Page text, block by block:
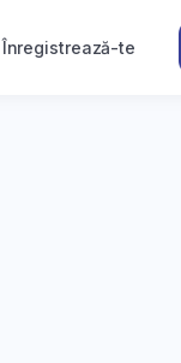
Înregistrează-te